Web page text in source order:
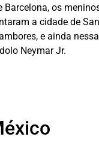
Barcelona, os
a cidade de
e ainda
Neymar Jr.